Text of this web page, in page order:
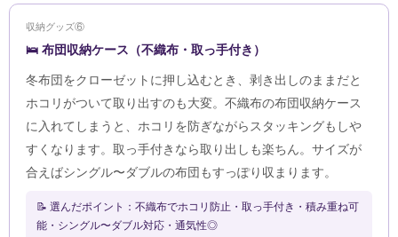
収納グッズ⑥
🛌 布団収納ケース（不織布・取っ手付き）
冬布団をクローゼットに押し込むとき、剥き出しのままだと
ホコリがついて取り出すのも大変。不織布の布団収納ケース
に入れてしまうと、ホコリを防ぎながらスタッキングもしや
すくなります。取っ手付きなら取り出しも楽ちん。サイズが
合えばシングル〜ダブルの布団もすっぽり収まります。
📝 選んだポイント：不織布でホコリ防止・取っ手付き・積み重ね可
能・シングル〜ダブル対応・通気性◎